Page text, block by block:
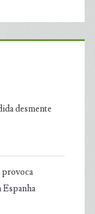
desmente
Espanha